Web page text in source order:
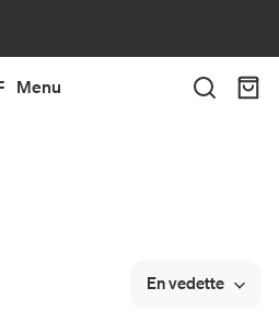
Menu
En vedette